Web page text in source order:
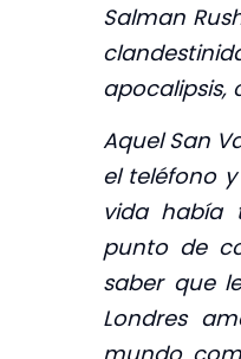
Salman
apocalipsis,
Aquel San
el teléfono
vida había
punto de
saber que
Londres